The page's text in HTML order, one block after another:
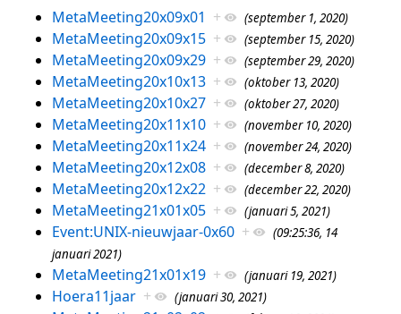
MetaMeeting20x09x01 + (september 1, 2020)
MetaMeeting20x09x15 + (september 15, 2020)
MetaMeeting20x09x29 + (september 29, 2020)
MetaMeeting20x10x13 + (oktober 13, 2020)
MetaMeeting20x10x27 + (oktober 27, 2020)
MetaMeeting20x11x10 + (november 10, 2020)
MetaMeeting20x11x24 + (november 24, 2020)
MetaMeeting20x12x08 + (december 8, 2020)
MetaMeeting20x12x22 + (december 22, 2020)
MetaMeeting21x01x05 + (januari 5, 2021)
Event:UNIX-nieuwjaar-0x60 +
(09:25:36, 14
januari 2021)
MetaMeeting21x01x19 + (januari 19, 2021)
Hoera11jaar + (januari 30, 2021)